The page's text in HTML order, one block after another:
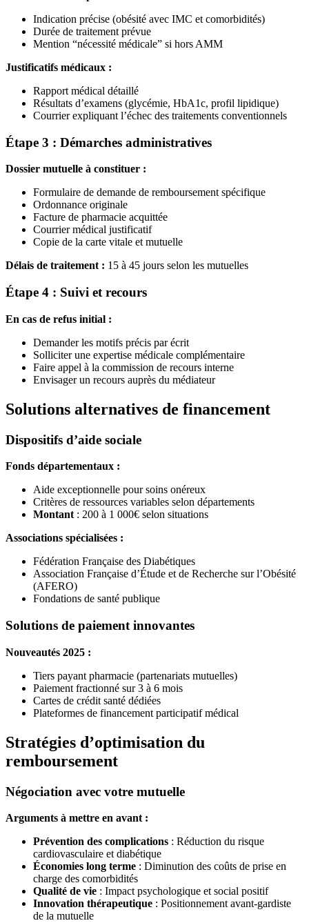
Indication précise (obésité avec IMC et comorbidités)
Durée de traitement prévue
Mention “nécessité médicale” si hors AMM
Justificatifs médicaux :
Rapport médical détaillé
Résultats d’examens (glycémie, HbA1c, profil lipidique)
Courrier expliquant l’échec des traitements conventionnels
Étape 3 : Démarches administratives
Dossier mutuelle à constituer :
Formulaire de demande de remboursement spécifique
Ordonnance originale
Facture de pharmacie acquittée
Courrier médical justificatif
Copie de la carte vitale et mutuelle
Délais de traitement : 15 à 45 jours selon les mutuelles
Étape 4 : Suivi et recours
En cas de refus initial :
Demander les motifs précis par écrit
Solliciter une expertise médicale complémentaire
Faire appel à la commission de recours interne
Envisager un recours auprès du médiateur
Solutions alternatives de financement
Dispositifs d’aide sociale
Fonds départementaux :
Aide exceptionnelle pour soins onéreux
Critères de ressources variables selon départements
Montant : 200 à 1 000€ selon situations
Associations spécialisées :
Fédération Française des Diabétiques
Association Française d’Étude et de Recherche sur l’Obésité
(AFERO)
Fondations de santé publique
Solutions de paiement innovantes
Nouveautés 2025 :
Tiers payant pharmacie (partenariats mutuelles)
Paiement fractionné sur 3 à 6 mois
Cartes de crédit santé dédiées
Plateformes de financement participatif médical
Stratégies d’optimisation du
remboursement
Négociation avec votre mutuelle
Arguments à mettre en avant :
Prévention des complications : Réduction du risque
cardiovasculaire et diabétique
Économies long terme : Diminution des coûts de prise en
charge des comorbidités
Qualité de vie : Impact psychologique et social positif
Innovation thérapeutique : Positionnement avant-gardiste
de la mutuelle